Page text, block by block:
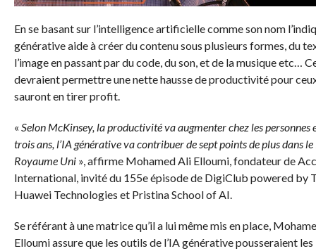
En se basant sur l’intelligence artificielle comme son nom
générative aide à créer du contenu sous plusieurs formes, du
l’image en passant par du code, du son, et de la musique etc…
devraient permettre une nette hausse de productivité pour
sauront en tirer profit.
« Selon McKinsey, la productivité va augmenter chez les personnes
trois ans, l’IA générative va contribuer de sept points de plus dans
Royaume Uni », affirme Mohamed Ali Elloumi, fondateur de
International, invité du 155e épisode de DigiClub powered by
Huawei Technologies et Pristina School of AI.
Se référant à une matrice qu’il a lui même mis en place,
Elloumi assure que les outils de l’IA générative pousseraient les